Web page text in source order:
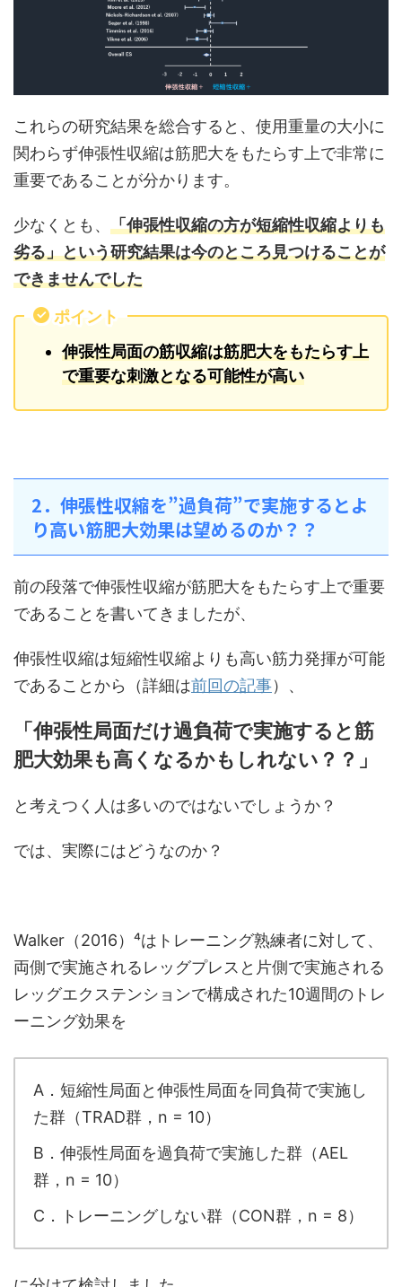
これらの研究結果を総合すると、使用重量の大小に
関わらず伸張性収縮は筋肥大をもたらす上で非常に
重要であることが分かります。
少なくとも、 「伸張性収縮の方が短縮性収縮よりも
劣る」という研究結果は今のところ見つけることが
できませんでした
ポイント
伸張性局面の筋収縮は筋肥大をもたらす上
で重要な刺激となる可能性が高い
2．伸張性収縮を”過負荷”で実施するとよ
り高い筋肥大効果は望めるのか？？
前の段落で伸張性収縮が筋肥大をもたらす上で重要
であることを書いてきましたが、
伸張性収縮は短縮性収縮よりも高い筋力発揮が可能
であることから（詳細は前回の記事）、
「伸張性局面だけ過負荷で実施すると筋
肥大効果も高くなるかもしれない？？」
と考えつく人は多いのではないでしょうか？
では、実際にはどうなのか？
Walker（2016）⁴はトレーニング熟練者に対して、
両側で実施されるレッグプレスと片側で実施される
レッグエクステンションで構成された10週間のトレ
ーニング効果を
A．短縮性局面と伸張性局面を同負荷で実施し
た群（TRAD群，n = 10）
B．伸張性局面を過負荷で実施した群（AEL
群，n = 10）
C．トレーニングしない群（CON群，n = 8）